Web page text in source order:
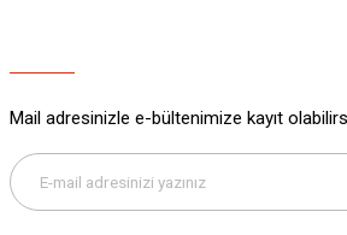
Mail adresinizle e-bültenimize kayıt